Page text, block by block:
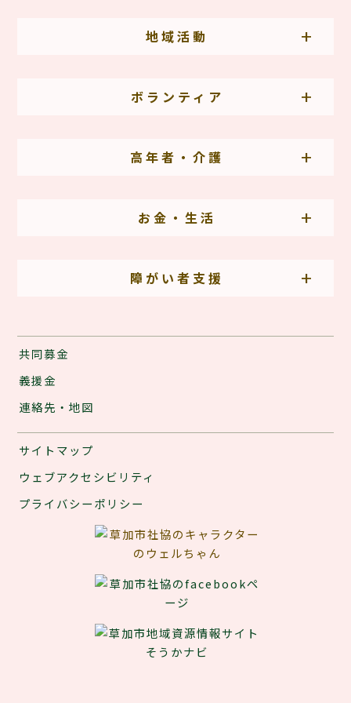
地域活動
ボランティア
高年者・介護
お金・生活
障がい者支援
共同募金
義援金
連絡先・地図
サイトマップ
ウェブアクセシビリティ
プライバシーポリシー